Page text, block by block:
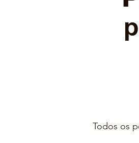
Todos os